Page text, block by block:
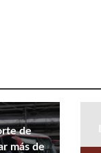
de
más de